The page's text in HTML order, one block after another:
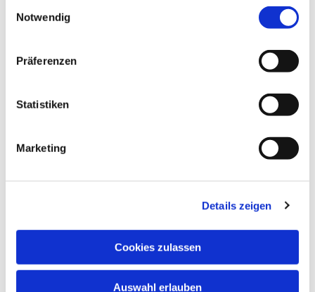
Notwendig
Präferenzen
Statistiken
Marketing
Details zeigen
Cookies zulassen
Auswahl erlauben
glücklichste Zeit, die Dänemark je erlebt hat. Es ist
die Zeit der großen Landwirtschaftsreformen, des
wachsenden bürgerlichen Freiheitsbewusstseins
und eines riesigen wirtschaftlichen Aufschwungs
menschliche, wirtschaftliche und politische
Revolution haben. Dänemark wird von A.P.
und Ludvig Reventlow geleitet, die alle deutscher
Bombardement 1807
Beim Bombardement im September 1807 werden